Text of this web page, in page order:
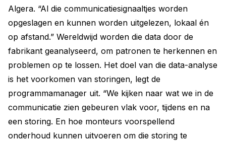
Algera. “Al die communicatiesignaaltjes worden
opgeslagen en kunnen worden uitgelezen, lokaal én
op afstand.” Wereldwijd worden die data door de
fabrikant geanalyseerd, om patronen te herkennen en
problemen op te lossen. Het doel van die data-analyse
is het voorkomen van storingen, legt de
programmamanager uit. “We kijken naar wat we in de
communicatie zien gebeuren vlak voor, tijdens en na
een storing. En hoe monteurs voorspellend
onderhoud kunnen uitvoeren om die storing te